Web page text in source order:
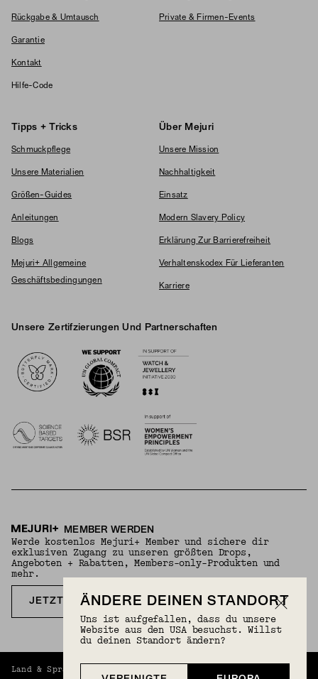
Rückgabe & Umtausch
Garantie
Kontakt
Hilfe-Code
Private & Firmen-Events
Tipps + Tricks
Schmuckpflege
Unsere Materialien
Größen-Guides
Anleitungen
Blogs
Mejuri+ Allgemeine
Geschäftsbedingungen
Über Mejuri
Unsere Mission
Nachhaltigkeit
Einsatz
Modern Slavery Policy
Erklärung Zur Barrierefreiheit
Verhaltenskodex Für Lieferanten
Karriere
Unsere Zertifzierungen Und Partnerschaften
MEMBER WERDEN
Werde kostenlos Mejuri+ Member und sichere dir
exklusiven Zugang zu unseren größten Drops,
Angeboten + Rabatten, Members-only-Produkten und
mehr.
JETZT KOSTENLOS ANMELDEN
Land & Sprache
ÄNDERE DEINEN STANDORT
Uns ist aufgefallen, dass du unsere
Website aus den USA besuchst. Willst
du deinen Standort ändern?